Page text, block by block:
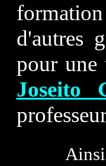
d'autres
pour une
Joseito